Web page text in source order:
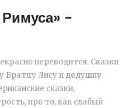
-
переводится. Сказки
Братцу Лису и дедушку
сказки,
про то, как слабый